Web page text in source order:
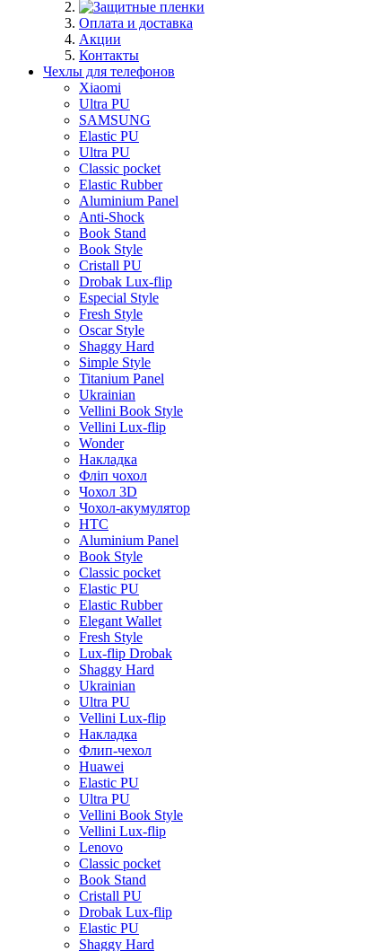
Оплата и доставка
Акции
Контакты
Чехлы для телефонов
Xiaomi
Ultra PU
SAMSUNG
Elastic PU
Ultra PU
Classic pocket
Elastic Rubber
Aluminium Panel
Anti-Shock
Book Stand
Book Style
Cristall PU
Drobak Lux-flip
Especial Style
Fresh Style
Oscar Style
Shaggy Hard
Simple Style
Titanium Panel
Ukrainian
Vellini Book Style
Vellini Lux-flip
Wonder
Накладка
Фліп чохол
Чохол 3D
Чохол-акумулятор
HTC
Aluminium Panel
Book Style
Classic pocket
Elastic PU
Elastic Rubber
Elegant Wallet
Fresh Style
Lux-flip Drobak
Shaggy Hard
Ukrainian
Ultra PU
Vellini Lux-flip
Накладка
Флип-чехол
Huawei
Elastic PU
Ultra PU
Vellini Book Style
Vellini Lux-flip
Lenovo
Classic pocket
Book Stand
Cristall PU
Drobak Lux-flip
Elastic PU
Shaggy Hard